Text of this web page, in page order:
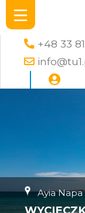
+48 33
Ayia Napa